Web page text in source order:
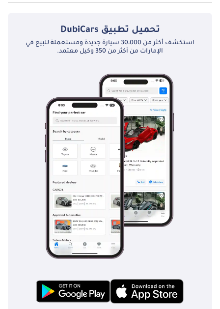
نعم توفر كرايسلر باسيفيكا 3.6L V6 Touring L فتحة السقف كخيار.
تحميل تطبيق DubiCars
استكشف أكثر من 30،000 سيارة جديدة ومستعملة للبيع في
الإمارات من أكثر من 350 وكيل معتمد.